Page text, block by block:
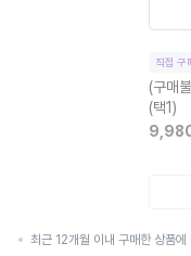
직접 구
(구매
(택1)
최근 12개월 이내 구매한 상품에